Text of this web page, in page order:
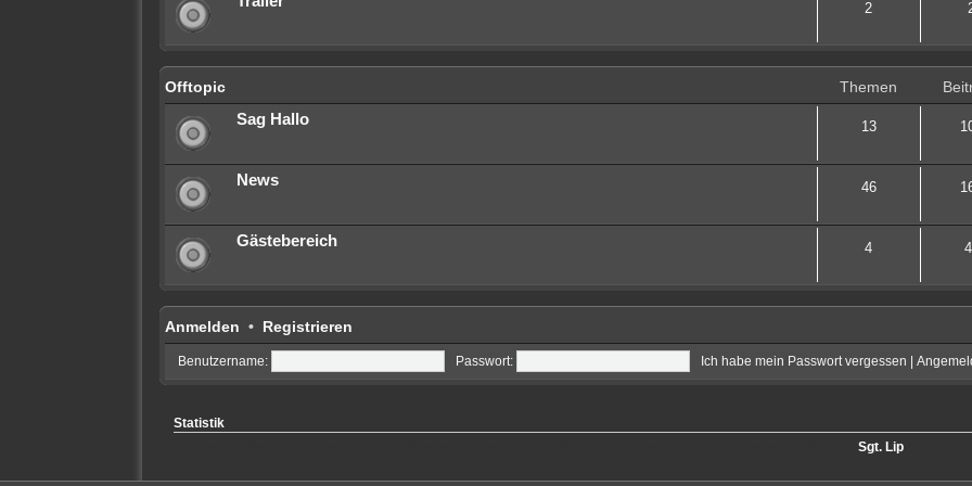
2
Offtopic Themen
Sag Hallo
13
News 46
Gästebereich 4
Anmelden • Registrieren
Benutzername: Passwort: Ich habe mein Passwort vergessen |
Statistik
Sgt. Lip